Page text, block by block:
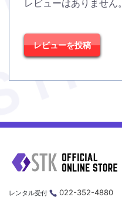
レビューはありません。
レビューを投稿
レンタル受付 022-352-4880